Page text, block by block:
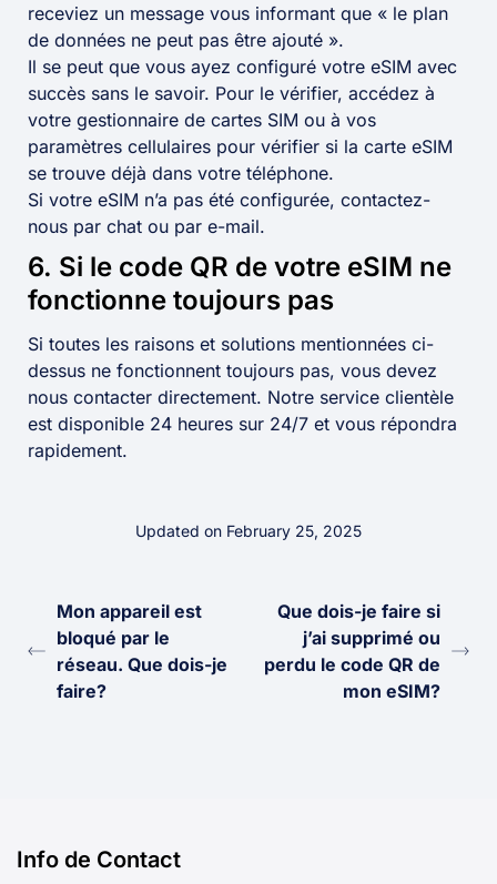
receviez un message vous informant que « le plan
de données ne peut pas être ajouté ».
Il se peut que vous ayez configuré votre eSIM avec
succès sans le savoir. Pour le vérifier, accédez à
votre gestionnaire de cartes SIM ou à vos
paramètres cellulaires pour vérifier si la carte eSIM
se trouve déjà dans votre téléphone.
Si votre eSIM n’a pas été configurée, contactez-
nous par chat ou par e-mail.
6. Si le code QR de votre eSIM ne
fonctionne toujours pas
Si toutes les raisons et solutions mentionnées ci-
dessus ne fonctionnent toujours pas, vous devez
nous contacter directement. Notre service clientèle
est disponible 24 heures sur 24/7 et vous répondra
rapidement.
Updated on February 25, 2025
Mon appareil est
bloqué par le
réseau. Que dois-je
faire?
Que dois-je faire si
j’ai supprimé ou
perdu le code QR de
mon eSIM?
Info de Contact